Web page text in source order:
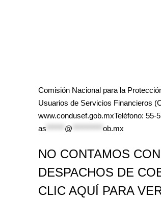
Comisión Nacional para la
Usuarios de Servicios Financieros
www.condusef.gob.mxTeléfono: 55-
as
@ ob.mx
NO CONTAMOS CON
DESPACHOS DE
CLIC AQUÍ PARA